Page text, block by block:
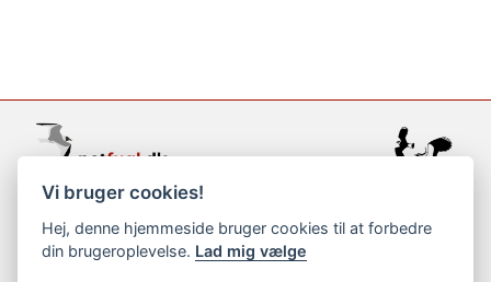
support@netfugl.dk
copyright © 2002-2023
Vi bruger cookies!
Hej, denne hjemmeside bruger cookies til at forbedre
din brugeroplevelse. Lad mig vælge